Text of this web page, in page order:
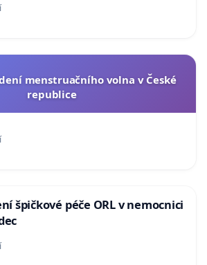
menstruačního volna v České
republice
špičkové péče ORL v nemocnici